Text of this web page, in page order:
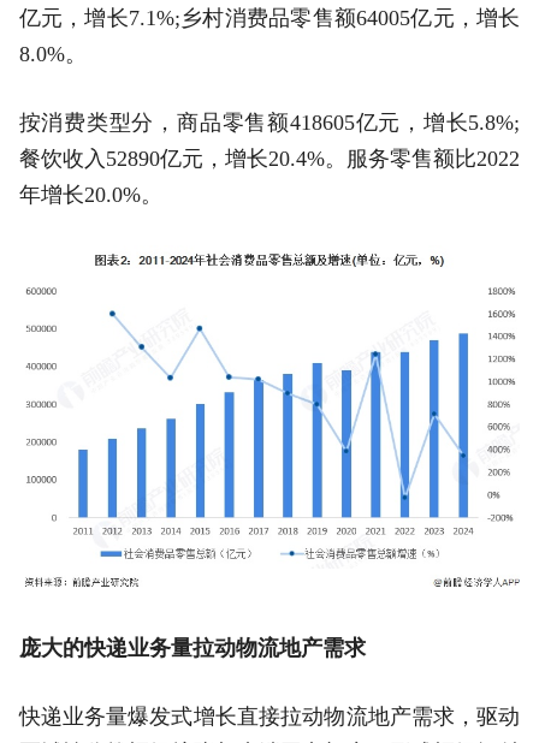
亿元，增长7.1%;乡村消费品零售额64005亿元，增长
8.0%。
按消费类型分，商品零售额418605亿元，增长5.8%;
餐饮收入52890亿元，增长20.4%。服务零售额比2022
年增长20.0%。
庞大的快递业务量拉动物流地产需求
快递业务量爆发式增长直接拉动物流地产需求，驱动